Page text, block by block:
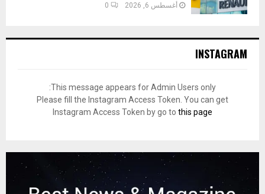
أغسطس 6, 2026 0
INSTAGRAM
This message appears for Admin Users only:
Please fill the Instagram Access Token. You can get
Instagram Access Token by go to this page